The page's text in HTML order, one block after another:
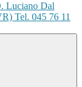
Luciano Dal
Tel. 045 76 11